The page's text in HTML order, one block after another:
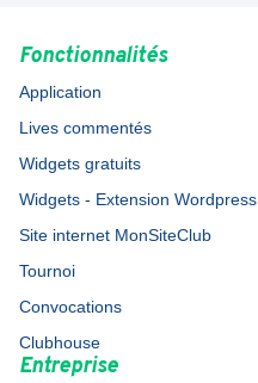
Fonctionnalités
Application
Lives commentés
Widgets gratuits
Widgets - Extension Wordpress
Site internet MonSiteClub
Tournoi
Convocations
Clubhouse
Entreprise